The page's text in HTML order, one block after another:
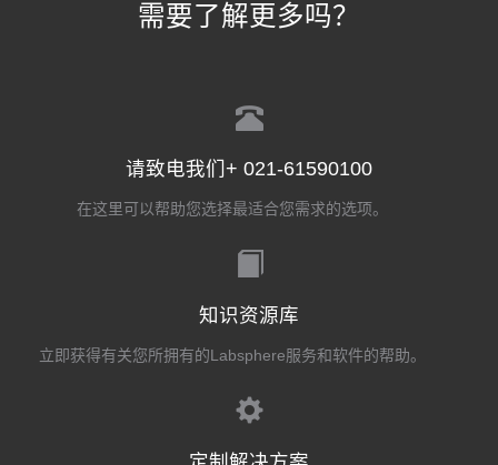
需要了解更多吗？
请致电我们+ 021-61590100
在这里可以帮助您选择最适合您需求的选项。
知识资源库
立即获得有关您所拥有的Labsphere服务和软件的帮助。